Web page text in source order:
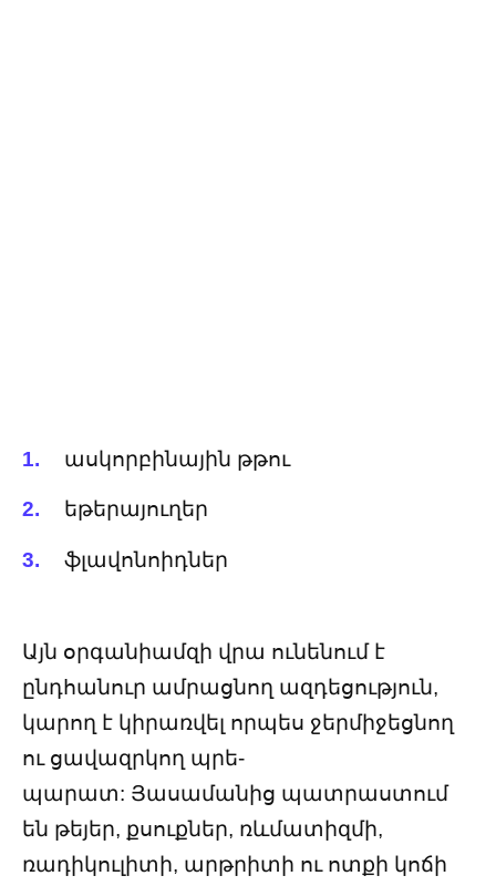
ասկորբինային թթու
եթերայուղեր
ֆլավոնոիդներ
Այն օրգանիամզի վրա ունենում է
ընդհանուր ամրացնող ազդեցություն,
կարող է կիրառվել որպես ջերմիջեցնող
ու ցավազրկող պրե-
պարատ: Յասամանից պատրաստում
են թեյեր, քսուքներ, ռևմատիզմի,
ռադիկուլիտի, արթրիտի ու ոտքի կոճի